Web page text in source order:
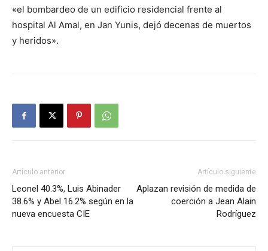
«el bombardeo de un edificio residencial frente al
hospital Al Amal, en Jan Yunis, dejó decenas de muertos
y heridos».
Artículo anterior
Leonel 40.3%, Luis Abinader
38.6% y Abel 16.2% según en la
nueva encuesta CIE
Artículo siguiente
Aplazan revisión de medida de
coerción a Jean Alain
Rodríguez